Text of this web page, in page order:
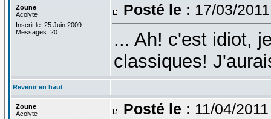
Zoune
Acolyte
Inscrit le: 25 Juin 2009
Messages: 20
Posté le : 17/03/
... Ah! c'est idiot,
classiques!
Revenir en haut
Zoune
Acolyte
Posté le : 11/04/